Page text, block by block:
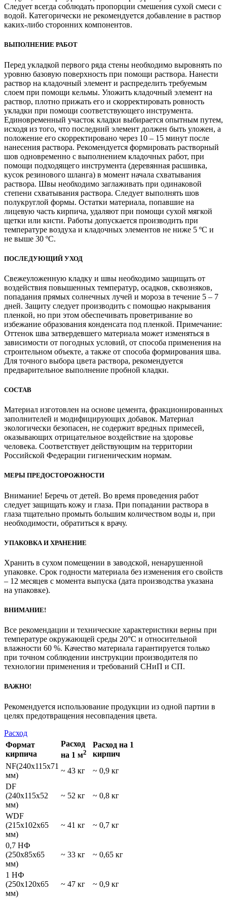
Следует всегда соблюдать пропорции смешения сухой смеси с
водой. Категорически не рекомендуется добавление в раствор
каких-либо сторонних компонентов.
ВЫПОЛНЕНИЕ РАБОТ
Перед укладкой первого ряда стены необходимо выровнять по
уровню базовую поверхность при помощи раствора. Нанести
раствор на кладочный элемент и распределить требуемым
слоем при помощи кельмы. Уложить кладочный элемент на
раствор, плотно прижать его и скорректировать ровность
укладки при помощи соответствующего инструмента.
Единовременный участок кладки выбирается опытным путем,
исходя из того, что последний элемент должен быть уложен, а
положение его скорректировано через 10 – 15 минут после
нанесения раствора. Рекомендуется формировать растворный
шов одновременно с выполнением кладочных работ, при
помощи подходящего инструмента (деревянная расшивка,
кусок резинового шланга) в момент начала схватывания
раствора. Швы необходимо заглаживать при одинаковой
степени схватывания раствора. Следует выполнять шов
полукруглой формы. Остатки материала, попавшие на
лицевую часть кирпича, удаляют при помощи сухой мягкой
щетки или кисти. Работы допускается производить при
температуре воздуха и кладочных элементов не ниже 5 ºС и
не выше 30 ºС.
ПОСЛЕДУЮЩИЙ УХОД
Свежеуложенную кладку и швы необходимо защищать от
воздействия повышенных температур, осадков, сквозняков,
попадания прямых солнечных лучей и мороза в течение 5 – 7
дней. Защиту следует производить с помощью накрывания
пленкой, но при этом обеспечивать проветривание во
избежание образования конденсата под пленкой. Примечание:
Оттенок шва затвердевшего материала может изменяться в
зависимости от погодных условий, от способа применения на
строительном объекте, а также от способа формирования шва.
Для точного выбора цвета раствора, рекомендуется
предварительное выполнение пробной кладки.
СОСТАВ
Материал изготовлен на основе цемента, фракционированных
заполнителей и модифицирующих добавок. Материал
экологически безопасен, не содержит вредных примесей,
оказывающих отрицательное воздействие на здоровье
человека. Соответствует действующим на территории
Российской Федерации гигиеническим нормам.
МЕРЫ ПРЕДОСТОРОЖНОСТИ
Внимание! Беречь от детей. Во время проведения работ
следует защищать кожу и глаза. При попадании раствора в
глаза тщательно промыть большим количеством воды и, при
необходимости, обратиться к врачу.
УПАКОВКА И ХРАНЕНИЕ
Хранить в сухом помещении в заводской, ненарушенной
упаковке. Срок годности материала без изменения его свойств
– 12 месяцев с момента выпуска (дата производства указана
на упаковке).
ВНИМАНИЕ!
Все рекомендации и технические характеристики верны при
температуре окружающей среды 20°С и относительной
влажности 60 %. Качество материала гарантируется только
при точном соблюдении инструкции производителя по
технологии применения и требований СНиП и СП.
ВАЖНО!
Рекомендуется использование продукции из одной партии в
целях предотвращения несовпадения цвета.
Расход
Формат
кирпича
Расход
на 1 м2
Расход на 1
кирпич
NF(240х115х71
мм)
~ 43 кг
~ 0,9 кг
DF
(240х115х52
мм)
~ 52 кг ~ 0,8 кг
WDF
(215х102х65
мм)
~ 41 кг ~ 0,7 кг
0,7 НФ
(250х85х65
мм)
~ 33 кг ~ 0,65 кг
1 НФ
(250х120х65
мм)
~ 47 кг ~ 0,9 кг